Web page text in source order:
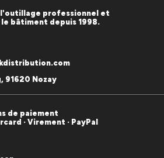
professionnel et
bâtiment depuis 1998.
91620 Nozay
de paiement
· Virement · PayPal